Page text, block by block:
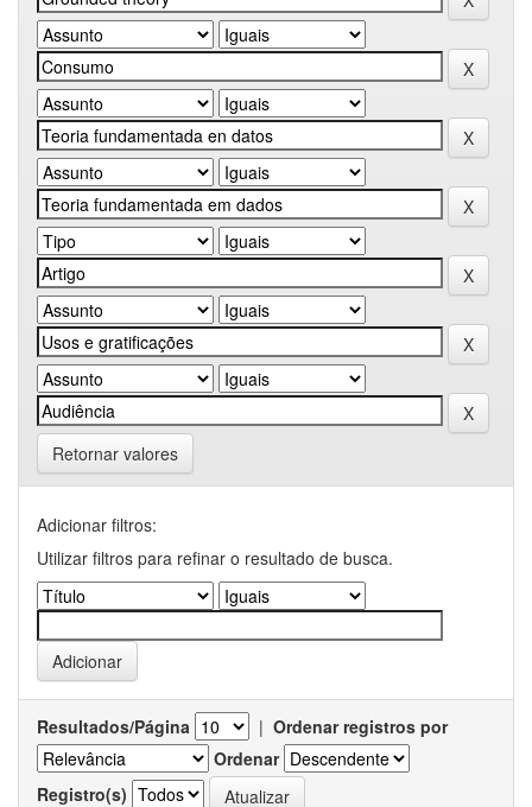
Retornar valores
Adicionar filtros:
Utilizar filtros para refinar o resultado de busca.
Resultados/Página | Ordenar registros por
Ordenar
Registro(s)